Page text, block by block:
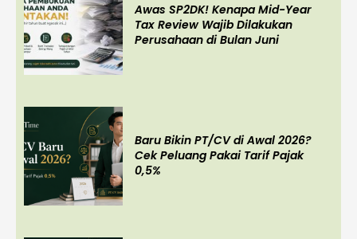
Awas SP2DK! Kenapa Mid-Year
Tax Review Wajib Dilakukan
Perusahaan di Bulan Juni
Baru Bikin PT/CV di Awal 2026?
Cek Peluang Pakai Tarif Pajak
0,5%